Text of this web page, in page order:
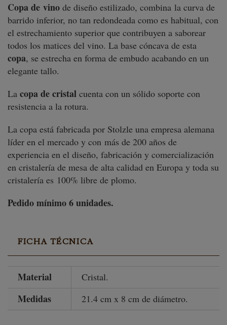
Copa de vino de diseño estilizado, combina la curva de
barrido inferior, no tan redondeada como es habitual, con
el estrechamiento superior que contribuyen a saborear
todos los matices del vino. La base cóncava de esta
copa, se estrecha en forma de embudo acabando en un
elegante tallo.
La copa de cristal cuenta con un sólido soporte con
resistencia a la rotura.
La copa está fabricada por Stolzle una empresa alemana
líder en el mercado y con más de 200 años de
experiencia en el diseño, fabricación y comercialización
en cristalería de mesa de alta calidad en Europa y toda su
cristalería es 100% libre de plomo.
Pedido mínimo 6 unidades.
FICHA TÉCNICA
Material Cristal.
Medidas 21.4 cm x 8 cm de diámetro.